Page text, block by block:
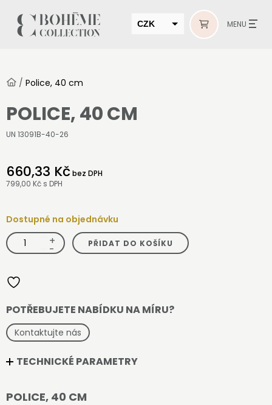
CZK MENU
/ Police, 40 cm
POLICE, 40 CM
UN 13091B-40-26
660,33 Kčbez DPH
799,00 Kč s DPH
Dostupné na objednávku
Police,
40
cm
+
- PŘIDAT DO KOŠÍKU
POTŘEBUJETE NABÍDKU NA MÍRU?
Kontaktujte nás
TECHNICKÉ PARAMETRY
POLICE, 40 CM